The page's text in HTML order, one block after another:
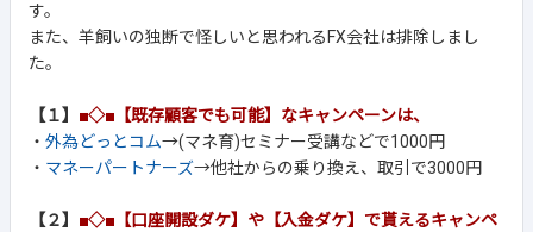
す。
また、羊飼いの独断で怪しいと思われるFX会社は排除しまし
た。
【１】 ■◇■【既存顧客でも可能】なキャンペーンは、
・ 外為どっとコム→(マネ育)セミナー受講などで1000円
・ マネーパートナーズ→他社からの乗り換え、取引で3000円
【２】 ■◇■【口座開設ダケ】や【入金ダケ】で貰えるキャンペ